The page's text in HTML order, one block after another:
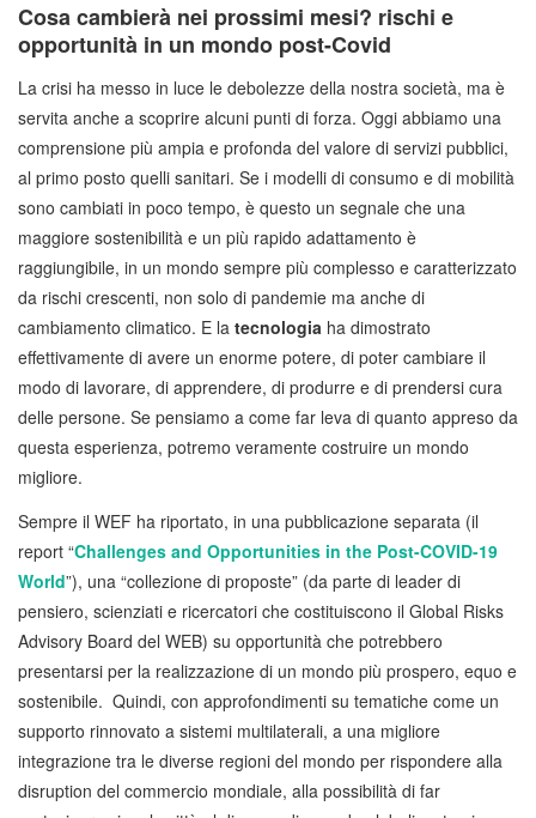
Cosa cambierà nei prossimi mesi? rischi e
opportunità in un mondo post-Covid
La crisi ha messo in luce le debolezze della nostra società, ma è
servita anche a scoprire alcuni punti di forza. Oggi abbiamo una
comprensione più ampia e profonda del valore di servizi pubblici,
al primo posto quelli sanitari. Se i modelli di consumo e di mobilità
sono cambiati in poco tempo, è questo un segnale che una
maggiore sostenibilità e un più rapido adattamento è
raggiungibile, in un mondo sempre più complesso e caratterizzato
da rischi crescenti, non solo di pandemie ma anche di
cambiamento climatico. E la tecnologia ha dimostrato
effettivamente di avere un enorme potere, di poter cambiare il
modo di lavorare, di apprendere, di produrre e di prendersi cura
delle persone. Se pensiamo a come far leva di quanto appreso da
questa esperienza, potremo veramente costruire un mondo
migliore.
Sempre il WEF ha riportato, in una pubblicazione separata (il
report “Challenges and Opportunities in the Post-COVID-19
World”), una “collezione di proposte” (da parte di leader di
pensiero, scienziati e ricercatori che costituiscono il Global Risks
Advisory Board del WEB) su opportunità che potrebbero
presentarsi per la realizzazione di un mondo più prospero, equo e
sostenibile. Quindi, con approfondimenti su tematiche come un
supporto rinnovato a sistemi multilaterali, a una migliore
integrazione tra le diverse regioni del mondo per rispondere alla
disruption del commercio mondiale, alla possibilità di far